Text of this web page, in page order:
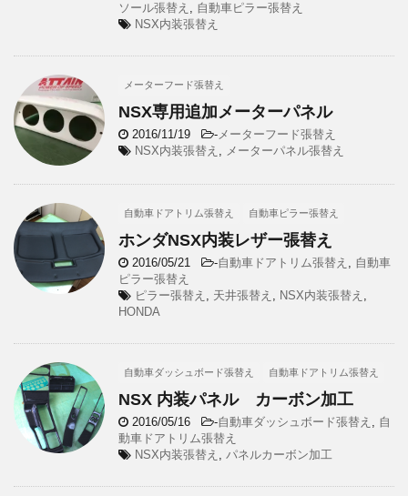
ソール張替え , 自動車ピラー張替え
NSX内装張替え
メーターフード張替え
NSX専用追加メーターパネル
2016/11/19 -メーターフード張替え
NSX内装張替え , メーターパネル張替え
自動車ドアトリム張替え 自動車ピラー張替え
ホンダNSX内装レザー張替え
2016/05/21 -自動車ドアトリム張替え , 自動車
ピラー張替え
ピラー張替え , 天井張替え , NSX内装張替え ,
HONDA
自動車ダッシュボード張替え 自動車ドアトリム張替え
NSX 内装パネル カーボン加工
2016/05/16 -自動車ダッシュボード張替え , 自
動車ドアトリム張替え
NSX内装張替え , パネルカーボン加工